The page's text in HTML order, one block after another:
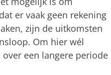
er vaak geen rekening
zijn de uitkomsten
Om hier wél
een langere periode